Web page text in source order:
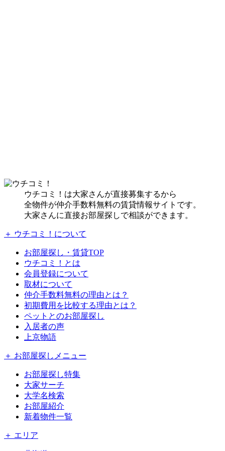
ウチコミ！は大家さんが直接募集するから
全物件が仲介手数料無料の賃貸情報サイトです。
大家さんに直接お部屋探しで相談ができます。
＋ ウチコミ！について
お部屋探し・賃貸TOP
ウチコミ！とは
会員登録について
取材について
仲介手数料無料の理由とは？
初期費用を比較する理由とは？
ペットとのお部屋探し
入居者の声
上京物語
＋ お部屋探しメニュー
お部屋探し特集
大家サーチ
大学名検索
お部屋紹介
新着物件一覧
＋ エリア